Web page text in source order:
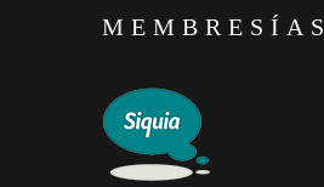
MEMBRESÍAS